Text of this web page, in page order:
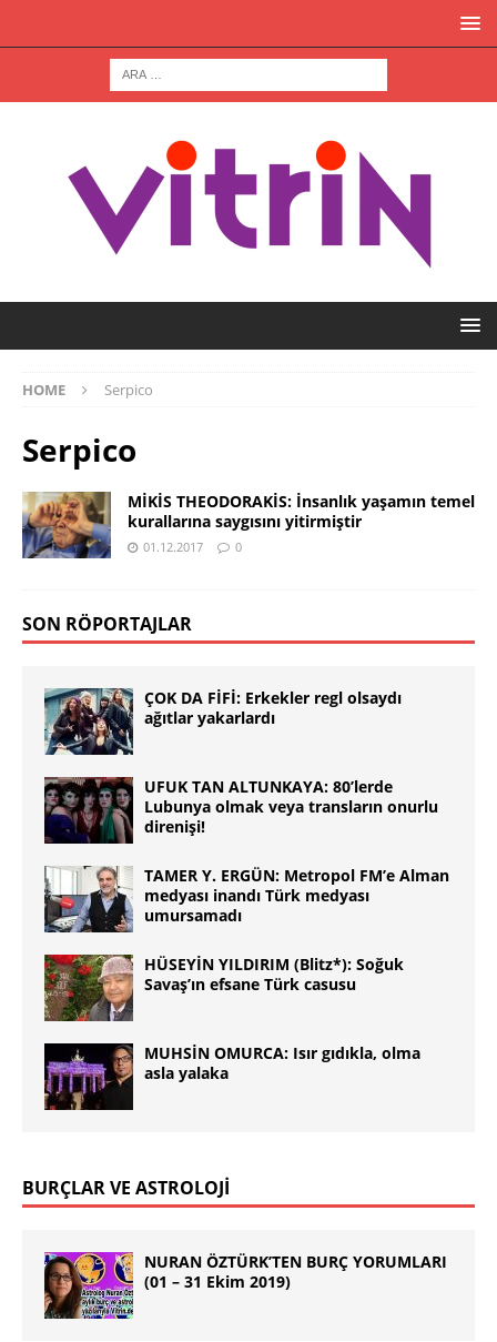
HOME Serpico
Serpico
MİKİS THEODORAKİS: İnsanlık yaşamın temel
kurallarına saygısını yitirmiştir
01.12.2017 0
SON RÖPORTAJLAR
ÇOK DA FİFİ: Erkekler regl olsaydı
ağıtlar yakarlardı
UFUK TAN ALTUNKAYA: 80’lerde
Lubunya olmak veya transların onurlu
direnişi!
TAMER Y. ERGÜN: Metropol FM’e Alman
medyası inandı Türk medyası
umursamadı
HÜSEYİN YILDIRIM (Blitz*): Soğuk
Savaş’ın efsane Türk casusu
MUHSİN OMURCA: Isır gıdıkla, olma
asla yalaka
BURÇLAR VE ASTROLOJİ
NURAN ÖZTÜRK’TEN BURÇ YORUMLARI
(01 – 31 Ekim 2019)